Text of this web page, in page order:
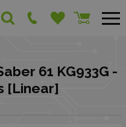
61 KG933G -
[Linear]